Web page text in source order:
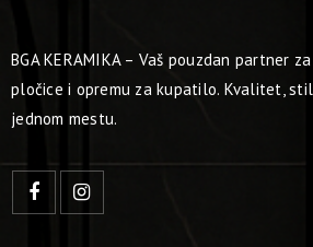
BGA KERAMIKA – Vaš pouzdan partner
pločice i opremu za kupatilo. Kvalitet,
jednom mestu.